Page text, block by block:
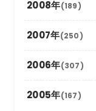
2017年2月
2016年3月
2016年2月
2015年5月
2015年4月
2015年3月
2015年2月
2014年6月
2014年5月
2014年4月
2014年3月
2013年7月
2013年6月
2013年5月
2013年4月
2012年7月
2012年6月
2012年5月
2011年9月
2011年7月
2011年6月
2010年10月
2010年9月
2010年7月
2009年12月
2009年11月
2009年10月
2009年9月
2008年(189)
2008年12月
2008年11月
2008年10月
2007年(250)
2007年12月
2007年11月
2006年(307)
2006年12月
2005年(167)